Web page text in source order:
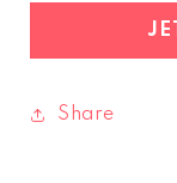
Dolomiten
igt
Share